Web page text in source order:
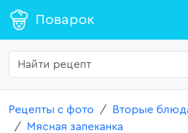
Поварок
Рецепты с фото Вторые
Мясная запеканка